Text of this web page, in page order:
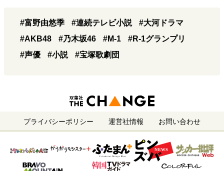
#富野由悠季 #連続テレビ小説
#大河ドラマ
#AKB48
#乃木坂46 #M-1
#R-1グランプリ
#声優
#小説 #宝塚歌劇団
プライバシーポリシー 運営社情報 お問い合わせ